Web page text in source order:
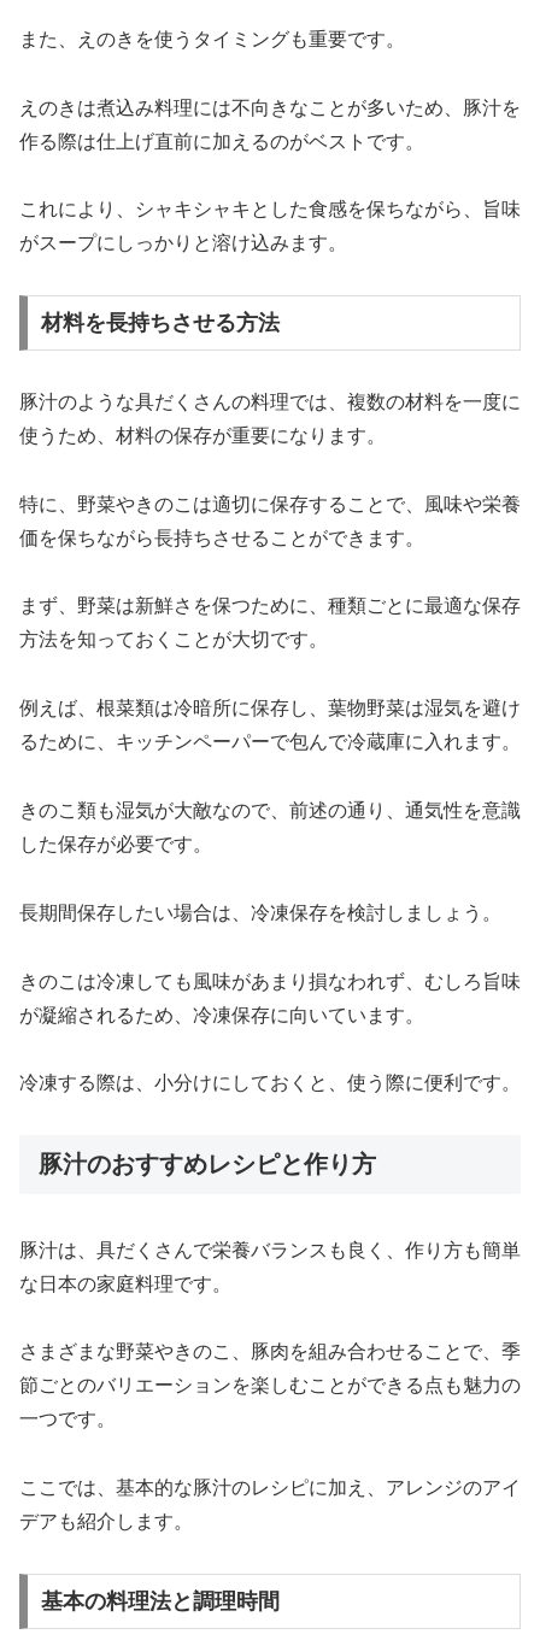
また、えのきを使うタイミングも重要です。
えのきは煮込み料理には不向きなことが多いため、豚汁を
作る際は仕上げ直前に加えるのがベストです。
これにより、シャキシャキとした食感を保ちながら、旨味
がスープにしっかりと溶け込みます。
材料を長持ちさせる方法
豚汁のような具だくさんの料理では、複数の材料を一度に
使うため、材料の保存が重要になります。
特に、野菜やきのこは適切に保存することで、風味や栄養
価を保ちながら長持ちさせることができます。
まず、野菜は新鮮さを保つために、種類ごとに最適な保存
方法を知っておくことが大切です。
例えば、根菜類は冷暗所に保存し、葉物野菜は湿気を避け
るために、キッチンペーパーで包んで冷蔵庫に入れます。
きのこ類も湿気が大敵なので、前述の通り、通気性を意識
した保存が必要です。
長期間保存したい場合は、冷凍保存を検討しましょう。
きのこは冷凍しても風味があまり損なわれず、むしろ旨味
が凝縮されるため、冷凍保存に向いています。
冷凍する際は、小分けにしておくと、使う際に便利です。
豚汁のおすすめレシピと作り方
豚汁は、具だくさんで栄養バランスも良く、作り方も簡単
な日本の家庭料理です。
さまざまな野菜やきのこ、豚肉を組み合わせることで、季
節ごとのバリエーションを楽しむことができる点も魅力の
一つです。
ここでは、基本的な豚汁のレシピに加え、アレンジのアイ
デアも紹介します。
基本の料理法と調理時間